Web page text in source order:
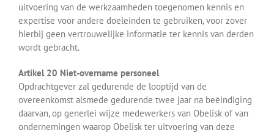
uitvoering van de werkzaamheden toegenomen kennis en
expertise voor andere doeleinden te gebruiken, voor zover
hierbij geen vertrouwelijke informatie ter kennis van derden
wordt gebracht.
Artikel 20 Niet-overname personeel
Opdrachtgever zal gedurende de looptijd van de
overeenkomst alsmede gedurende twee jaar na beëindiging
daarvan, op generlei wijze medewerkers van Obelisk of van
ondernemingen waarop Obelisk ter uitvoering van deze